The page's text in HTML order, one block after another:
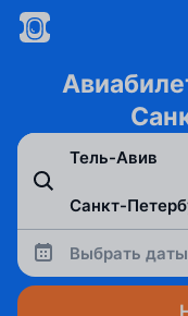
Выбрать даты